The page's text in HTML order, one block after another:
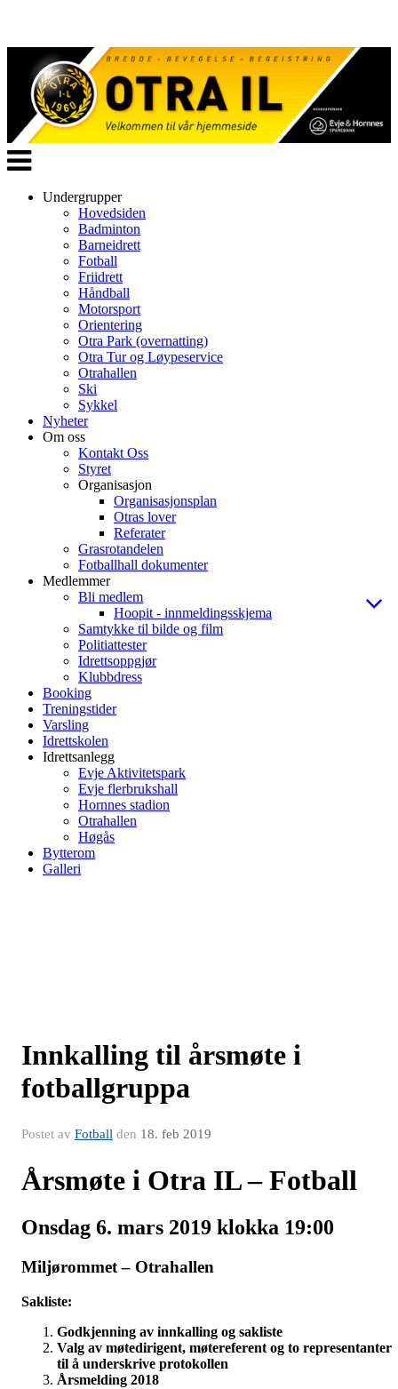
Veksle
navigasjon
Undergrupper
Hovedsiden
Badminton
Barneidrett
Fotball
Friidrett
Håndball
Motorsport
Orientering
Otra Park (overnatting)
Otra Tur og Løypeservice
Otrahallen
Ski
Sykkel
Nyheter
Om oss
Kontakt Oss
Styret
Organisasjon
Organisasjonsplan
Otras lover
Referater
Grasrotandelen
Fotballhall dokumenter
Medlemmer
Bli medlem
Hoopit - innmeldingsskjema
Samtykke til bilde og film
Politiattester
Idrettsoppgjør
Klubbdress
Booking
Treningstider
Varsling
Idrettskolen
Idrettsanlegg
Evje Aktivitetspark
Evje flerbrukshall
Hornnes stadion
Otrahallen
Høgås
Bytterom
Galleri
Innkalling til årsmøte i
fotballgruppa
Postet av Fotball den 18. feb 2019
Årsmøte i Otra IL – Fotball
Onsdag 6. mars 2019 klokka 19:00
Miljørommet – Otrahallen
Sakliste:
Godkjenning av innkalling og sakliste
Valg av møtedirigent, møtereferent og to representanter
til å underskrive protokollen
Årsmelding 2018